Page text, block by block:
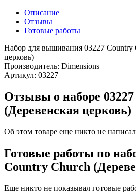
Описание
Отзывы
Готовые работы
Набор для вышивания 03227 Country
церковь)
Производитель: Dimensions
Артикул: 03227
Отзывы о наборе
(Деревенская церковь)
Об этом товаре еще никто не
Готовые работы по
Country Church
Еще никто не показывал готовые